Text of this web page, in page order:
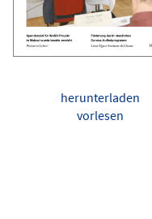
herunterladen
vorlesen